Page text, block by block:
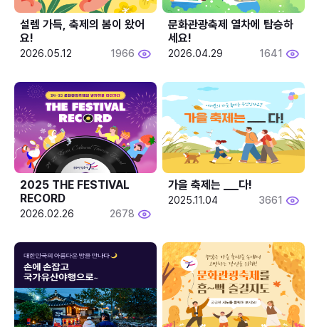
설렘 가득, 축제의 봄이 왔어
요!
2026.05.12 1966
문화관광축제 열차에 탑승하
세요!
2026.04.29 1641
2025 THE FESTIVAL
RECORD
2026.02.26 2678
2025.11.04 3661